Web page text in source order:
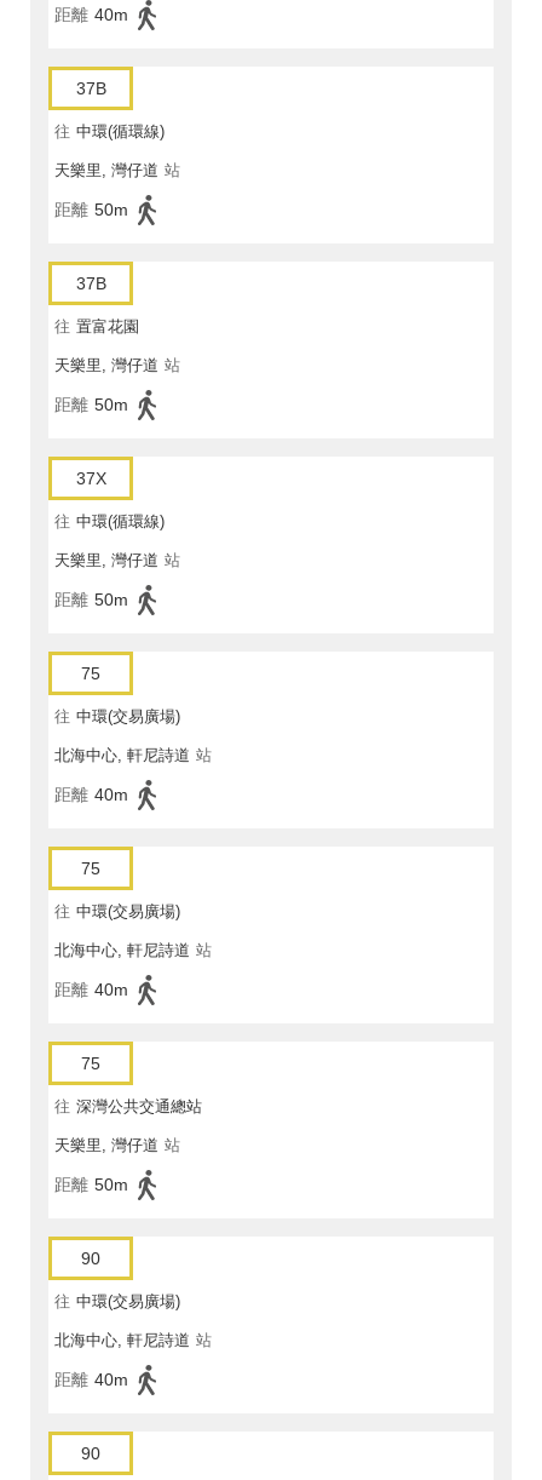
距離 40m
37B
往 中環(循環線)
天樂里, 灣仔道 站
距離 50m
37B
往 置富花園
天樂里, 灣仔道 站
距離 50m
37X
往 中環(循環線)
天樂里, 灣仔道 站
距離 50m
75
往 中環(交易廣場)
北海中心, 軒尼詩道 站
距離 40m
75
往 中環(交易廣場)
北海中心, 軒尼詩道 站
距離 40m
75
往 深灣公共交通總站
天樂里, 灣仔道 站
距離 50m
90
往 中環(交易廣場)
北海中心, 軒尼詩道 站
距離 40m
90